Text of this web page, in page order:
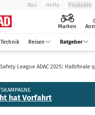
Abo Hefte Produkte
Marken
Technik Reisen Ratgeber
Safety League ADAC 2025:
hat Vorfahrt